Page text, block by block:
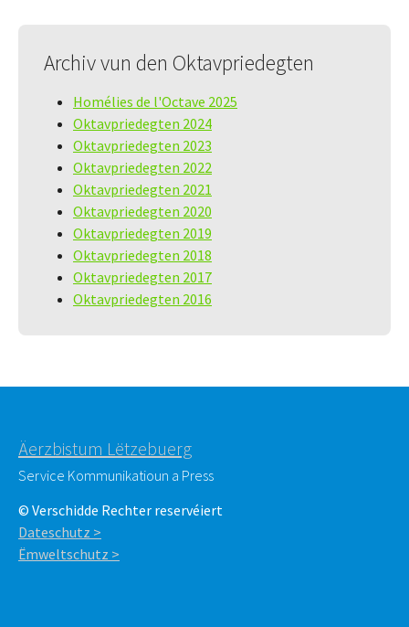
Archiv vun den Oktavpriedegten
Homélies de l'Octave 2025
Oktavpriedegten 2024
Oktavpriedegten 2023
Oktavpriedegten 2022
Oktavpriedegten 2021
Oktavpriedegten 2020
Oktavpriedegten 2019
Oktavpriedegten 2018
Oktavpriedegten 2017
Oktavpriedegten 2016
Äerzbistum Lëtzebuerg
Service Kommunikatioun a Press
© Verschidde Rechter reservéiert
Dateschutz >
Ëmweltschutz >